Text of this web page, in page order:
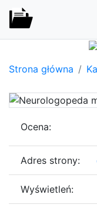
Strona główna
Ocena:
Adres strony:
Wyświetleń: